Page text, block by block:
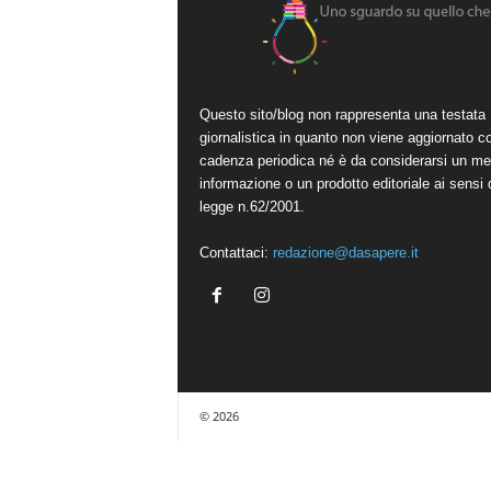
Questo sito/blog non rappresenta una testata
giornalistica in quanto non viene aggiornato
cadenza periodica né è da considerarsi un
informazione o un prodotto editoriale ai sensi
legge n.62/2001.
Contattaci: redazione@dasapere.it
© 2026